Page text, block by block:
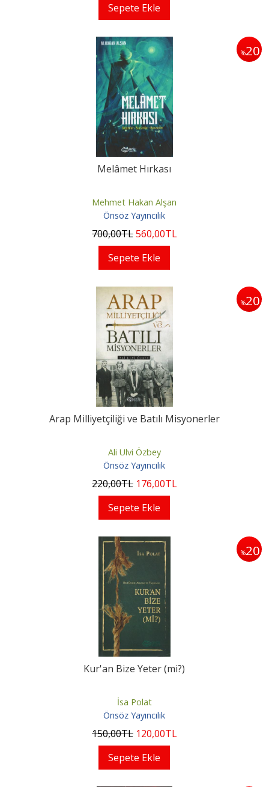
Sepete Ekle
%20
Melâmet Hırkası
Mehmet Hakan Alşan
Önsöz Yayıncılık
700,00TL560,00TL
Sepete Ekle
%20
Arap Milliyetçiliği ve Batılı Misyonerler
Ali Ulvi Özbey
Önsöz Yayıncılık
220,00TL 176,00TL
Sepete Ekle
%20
Kur'an Bize Yeter (mi?)
İsa Polat
Önsöz Yayıncılık
150,00TL 120,00TL
Sepete Ekle